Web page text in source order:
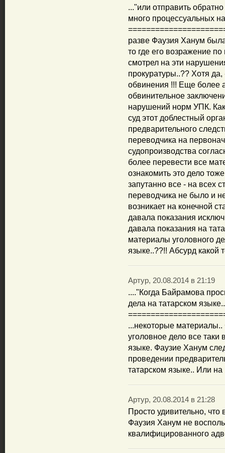
..."или отправить
много процессуальных
разве Фаузия Ханум
то где его возражение
смотрел на эти
прокуратуры..?? Хотя да,
обвинения !!! Еще более
обвинительное
нарушений норм УПК.
суд этот доблестный
предварительного
переводчика на
судопроизводства
более перевести все
ознакомить это дело
запутанно все - на всех
переводчика не было и
возникает на конечной
давала показания
давала показания на
материалы уголовного
языке..??!! Абсурд какой
Артур, 20.08.2014 в 21:19
...."Когда Байрамова
дела на татарском
...некоторые
уголовное дело все таки
языке. Фаузие Ханум
проведении
татарском языке.. Или
Артур, 20.08.2014 в 21:28
Просто удивительно,
Фаузия Ханум не
квалифицированного